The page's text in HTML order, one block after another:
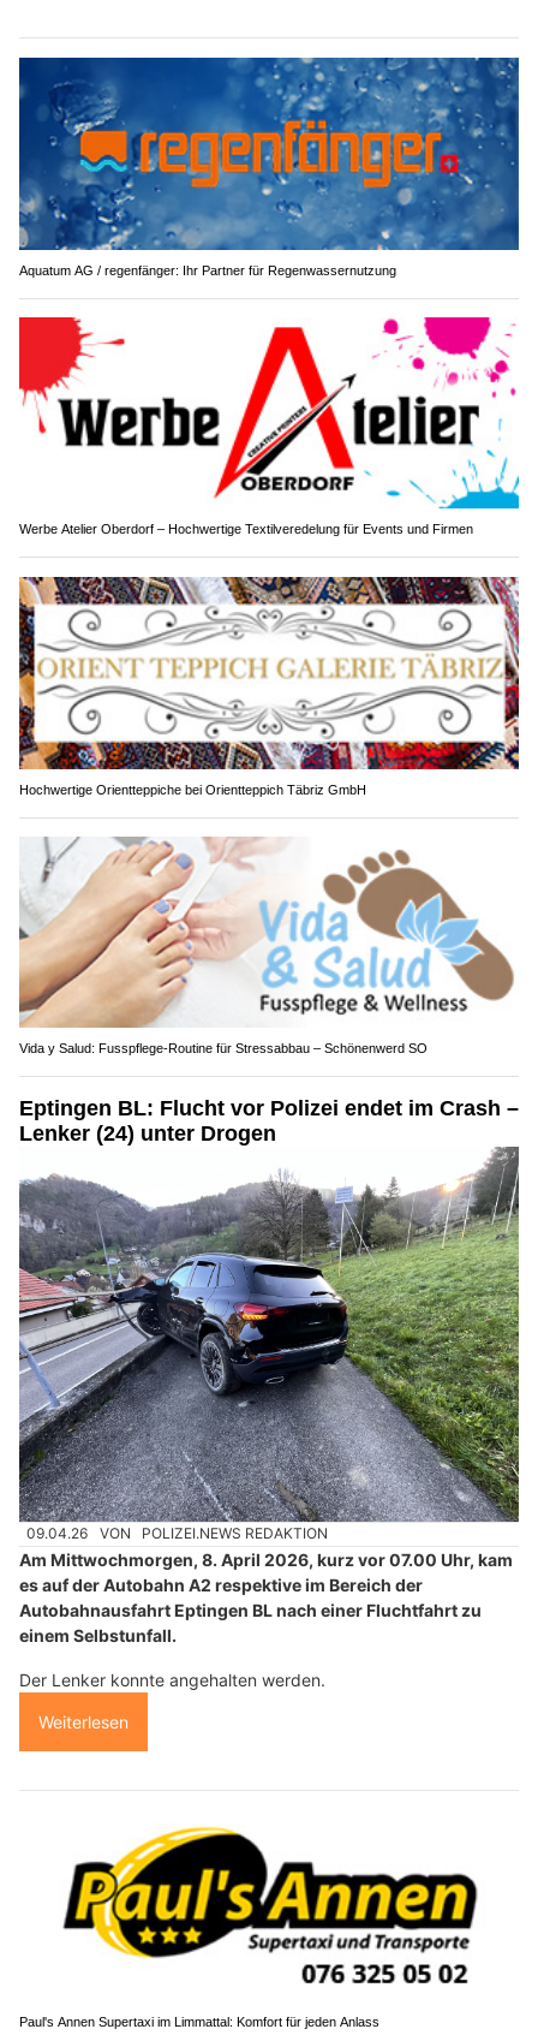
Aquatum AG / regenfänger: Ihr Partner für Regenwassernutzung
Werbe Atelier Oberdorf – Hochwertige Textilveredelung für Events und Firmen
Hochwertige Orientteppiche bei Orientteppich Täbriz GmbH
Vida y Salud: Fusspflege-Routine für Stressabbau – Schönenwerd SO
Eptingen BL: Flucht vor Polizei endet im Crash –
Lenker (24) unter Drogen
09.04.26 VON POLIZEI.NEWS REDAKTION
Am Mittwochmorgen, 8. April 2026, kurz vor 07.00 Uhr, kam
es auf der Autobahn A2 respektive im Bereich der
Autobahnausfahrt Eptingen BL nach einer Fluchtfahrt zu
einem Selbstunfall.
Der Lenker konnte angehalten werden.
Weiterlesen
Paul's Annen Supertaxi im Limmattal: Komfort für jeden Anlass